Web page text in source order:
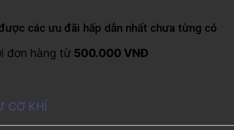
các ưu đãi hấp dẫn nhất chưa từng có
đơn hàng từ 500.000 VNĐ
CƠ KHÍ